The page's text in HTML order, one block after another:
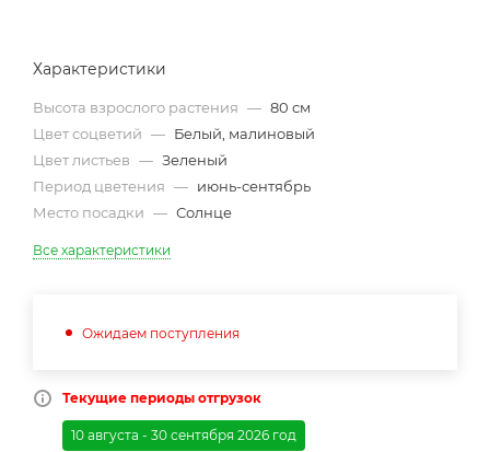
Характеристики
Высота взрослого растения — 80 см
Цвет соцветий — Белый, малиновый
Цвет листьев — Зеленый
Период цветения — июнь-сентябрь
Место посадки — Солнце
Все характеристики
Ожидаем поступления
Текущие периоды отгрузок
10 августа - 30 сентября 2026 год